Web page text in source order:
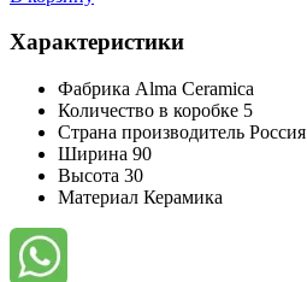
Характеристики
Фабрика Alma Ceramica
Количество в коробке 5
Страна производитель Россия
Ширина 90
Высота 30
Материал Керамика